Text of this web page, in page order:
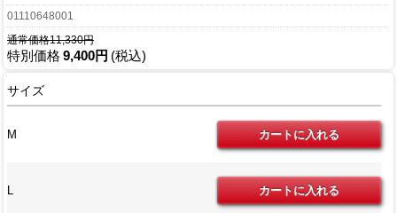
01110648001
通常価格11,330円
特別価格 9,400円 (税込)
サイズ
M
L